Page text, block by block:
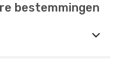
bestemmingen